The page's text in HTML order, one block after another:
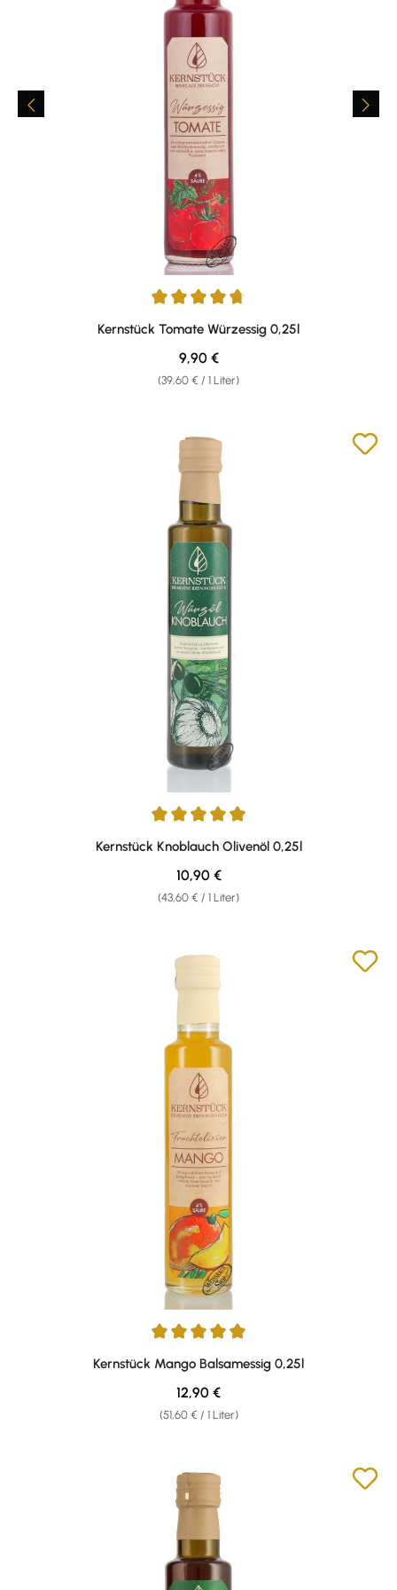
Durchschnittliche Bewertung von 4.67 von 5 Sternen
Kernstück Tomate Würzessig 0,25l
(39,60 € / 1 Liter)
Regulärer Preis:
9,90 €
Durchschnittliche Bewertung von 4.93 von 5 Sternen
Kernstück Knoblauch Olivenöl 0,25l
(43,60 € / 1 Liter)
Regulärer Preis:
10,90 €
Durchschnittliche Bewertung von 4.95 von 5 Sternen
Kernstück Mango Balsamessig 0,25l
(51,60 € / 1 Liter)
Regulärer Preis:
12,90 €